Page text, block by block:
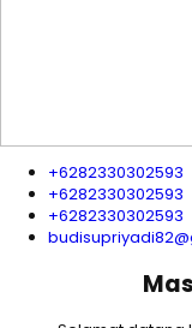
+6282330302593
+6282330302593
+6282330302593